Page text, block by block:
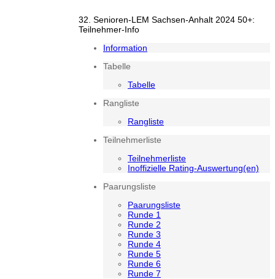
32. Senioren-LEM Sachsen-Anhalt 2024 50+:
Teilnehmer-Info
Information
Tabelle
Tabelle
Rangliste
Rangliste
Teilnehmerliste
Teilnehmerliste
Inoffizielle Rating-Auswertung(en)
Paarungsliste
Paarungsliste
Runde 1
Runde 2
Runde 3
Runde 4
Runde 5
Runde 6
Runde 7